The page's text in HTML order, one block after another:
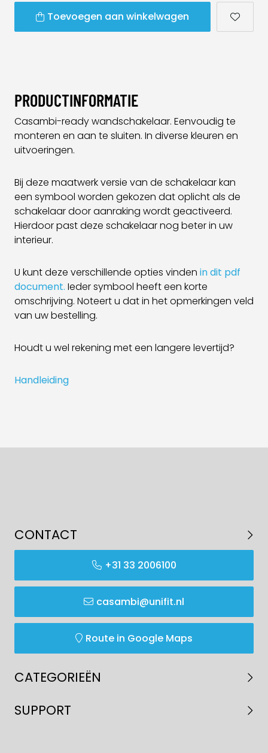
Toevoegen aan winkelwagen
PRODUCTINFORMATIE
Casambi-ready wandschakelaar. Eenvoudig te
monteren en aan te sluiten. In diverse kleuren en
uitvoeringen.
Bij deze maatwerk versie van de schakelaar kan
een symbool worden gekozen dat oplicht als de
schakelaar door aanraking wordt geactiveerd.
Hierdoor past deze schakelaar nog beter in uw
interieur.
U kunt deze verschillende opties vinden in dit pdf
document. Ieder symbool heeft een korte
omschrijving. Noteert u dat in het opmerkingen veld
van uw bestelling.
Houdt u wel rekening met een langere levertijd?
Handleiding
CONTACT
+31 33 2006100
casambi@unifit.nl
Route in Google Maps
CATEGORIEËN
SUPPORT